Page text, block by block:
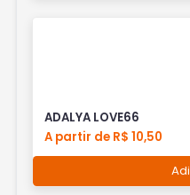
ADALYA LOVE66
A partir de R$ 10,50